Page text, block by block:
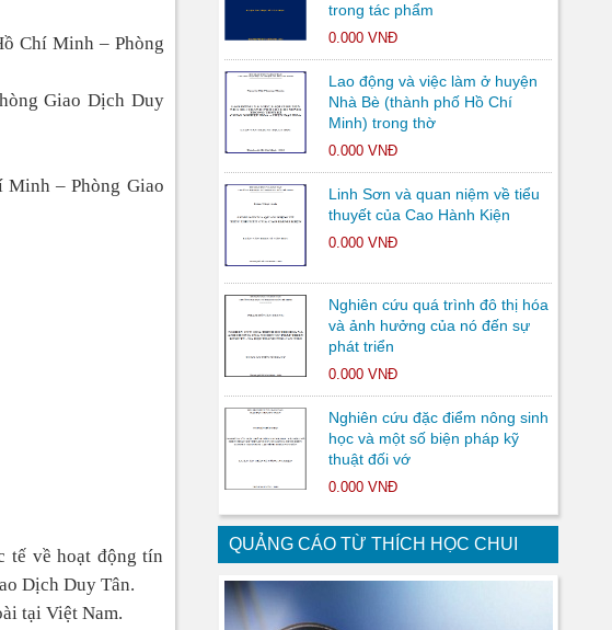
Chí Minh – Phòng
Giao Dịch Duy
Minh – Phòng Giao
tế về hoạt động tín
Dịch Duy Tân.
tại Việt Nam.
trong tác phẩm
0.000 VNĐ
Lao động và việc làm ở huyện
Nhà Bè (thành phố Hồ Chí
Minh) trong thờ
0.000 VNĐ
Linh Sơn và quan niệm về tiểu
thuyết của Cao Hành Kiện
0.000 VNĐ
Nghiên cứu quá trình đô thị hóa
và ảnh hưởng của nó đến sự
phát triển
0.000 VNĐ
Nghiên cứu đặc điểm nông sinh
học và một số biện pháp kỹ
thuật đối vớ
0.000 VNĐ
QUẢNG CÁO TỪ THÍCH HỌC CHUI